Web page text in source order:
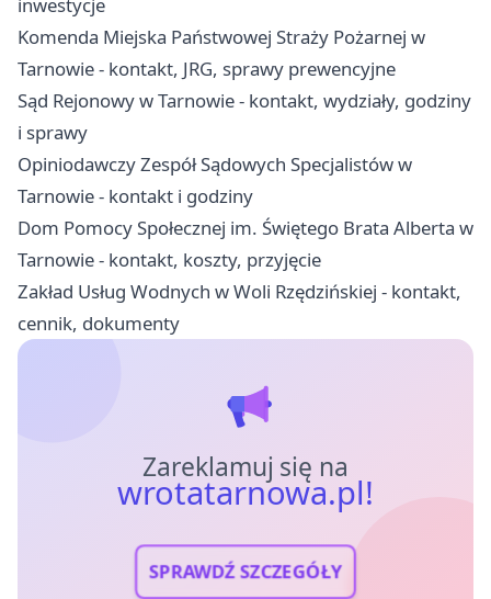
inwestycje
Komenda Miejska Państwowej Straży Pożarnej w
Tarnowie - kontakt, JRG, sprawy prewencyjne
Sąd Rejonowy w Tarnowie - kontakt, wydziały, godziny
i sprawy
Opiniodawczy Zespół Sądowych Specjalistów w
Tarnowie - kontakt i godziny
Dom Pomocy Społecznej im. Świętego Brata Alberta w
Tarnowie - kontakt, koszty, przyjęcie
Zakład Usług Wodnych w Woli Rzędzińskiej - kontakt,
cennik, dokumenty
Zareklamuj się na
wrotatarnowa.pl!
SPRAWDŹ SZCZEGÓŁY